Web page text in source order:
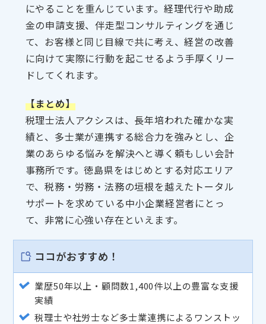
にやることを重んじています。経理代行や助成
金の申請支援、伴走型コンサルティングを通じ
て、お客様と同じ目線で共に考え、経営の改善
に向けて実際に行動を起こせるよう手厚くリー
ドしてくれます。
【まとめ】
税理士法人アクシスは、長年培われた確かな実
績と、多士業が連携する総合力を強みとし、企
業のあらゆる悩みを解決へと導く頼もしい会計
事務所です。徳島県をはじめとする対応エリア
で、税務・労務・法務の垣根を越えたトータル
サポートを求めている中小企業経営者にとっ
て、非常に心強い存在といえます。
ココがおすすめ！
業歴50年以上・顧問数1,400件以上の豊富な支援
実績
税理士や社労士など多士業連携によるワンストッ